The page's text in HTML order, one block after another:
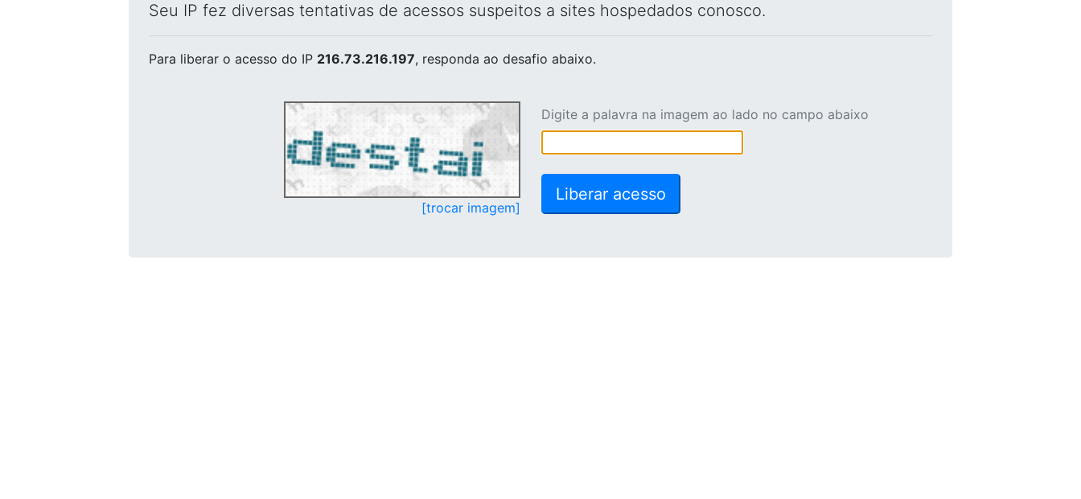
Seu IP fez diversas tentativas de acessos suspeitos a sites hospedados conosco.
Para liberar o acesso do IP 216.73.216.197, responda ao desafio abaixo.
[trocar imagem]
Digite a palavra na imagem ao lado no campo abaixo